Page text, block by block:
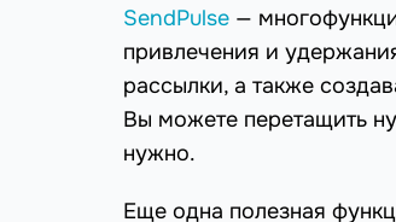
SendPulse —
привлечения и
рассылки, а также
Вы можете перетащить
нужно.
Еще одна полезная